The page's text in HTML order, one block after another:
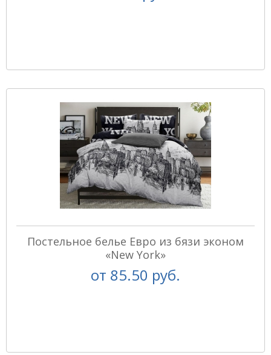
Постельное белье Евро из бязи эконом
«New York»
от 85.50 руб.